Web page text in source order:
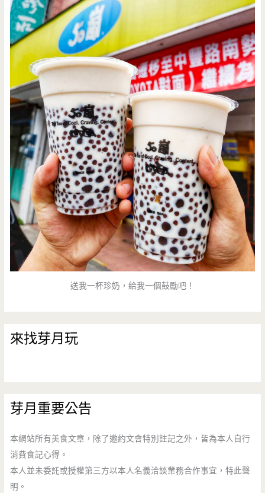
送我一杯珍奶，給我一個鼓勵吧！
來找芽月玩
芽月重要公告
本網站所有美食文章，除了邀約文會特別註記之外，皆為本人自行
消費食記心得。
本人並未委託或授權第三方以本人名義洽談業務合作事宜，特此聲
明。